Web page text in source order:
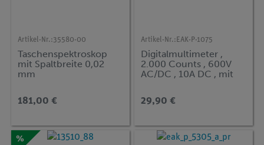
Artikel-Nr.:35580-00
Taschenspektroskop
mit Spaltbreite 0,02
mm
181,00 €
Artikel-Nr.: EAK-P-1075
Digitalmultimeter ,
2.000 Counts , 600V
AC/DC , 10A DC , mit
29,90 €
%